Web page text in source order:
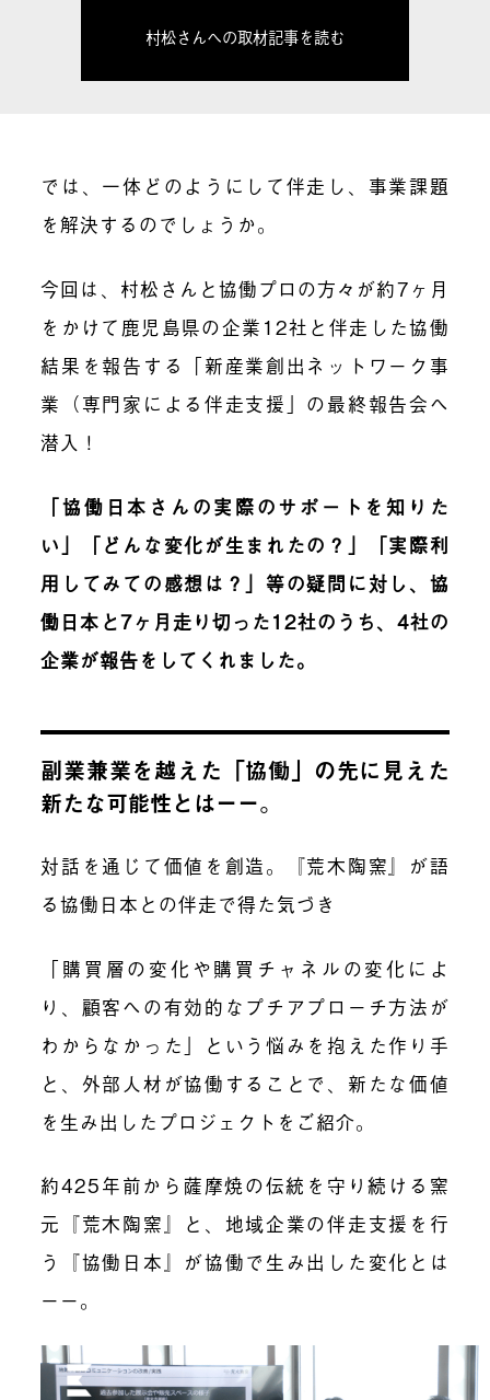
村松さんへの取材記事を読む
では、一体どのようにして伴走し、事業課題
を解決するのでしょうか。
今回は、村松さんと協働プロの方々が約7ヶ月
をかけて鹿児島県の企業12社と伴走した協働
結果を報告する「新産業創出ネットワーク事
業（専門家による伴走支援」の最終報告会へ
潜入！
「協働日本さんの実際のサポートを知りた
い」「どんな変化が生まれたの？」「実際利
用してみての感想は？」等の疑問に対し、協
働日本と7ヶ月走り切った12社のうち、4社の
企業が報告をしてくれました。
副業兼業を越えた「協働」の先に見えた
新たな可能性とはーー。
対話を通じて価値を創造。『荒木陶窯』が語
る協働日本との伴走で得た気づき
「購買層の変化や購買チャネルの変化によ
り、顧客への有効的なプチアプローチ方法が
わからなかった」という悩みを抱えた作り手
と、外部人材が協働することで、新たな価値
を生み出したプロジェクトをご紹介。
約425年前から薩摩焼の伝統を守り続ける窯
元『荒木陶窯』と、地域企業の伴走支援を行
う『協働日本』が協働で生み出した変化とは
ーー。